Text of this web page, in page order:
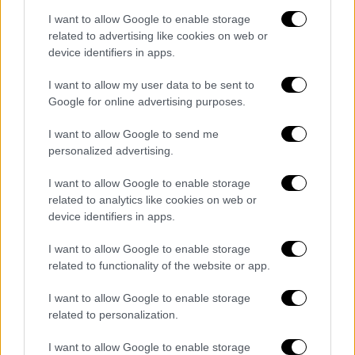
I want to allow Google to enable storage
related to advertising like cookies on web or
device identifiers in apps.
I want to allow my user data to be sent to
Google for online advertising purposes.
I want to allow Google to send me
personalized advertising.
I want to allow Google to enable storage
related to analytics like cookies on web or
device identifiers in apps.
I want to allow Google to enable storage
related to functionality of the website or app.
I want to allow Google to enable storage
related to personalization.
I want to allow Google to enable storage
Σαν Σήμερα16.05.2024 00:00
Πεθαίνει ο κιθαρίστας-θρύλος που
έπαιζε με μόνο τα δυο δάχτυλα του
αριστερού χεριού του!
Σαν Σήμερα|16.05.2025 00:00
Κόσμου: το προσωπικό στοίχημα της
Γιαπωνέζας που έγραψε Ιστορία
«τρέχουν» πια στο Κόκκινο
Χαλί, με την απατηλή λάμψη της
ματαιοδοξίας των Αστέρων και την ετήσια
λαμπερή γιορτή, που σηματοδοτεί τον